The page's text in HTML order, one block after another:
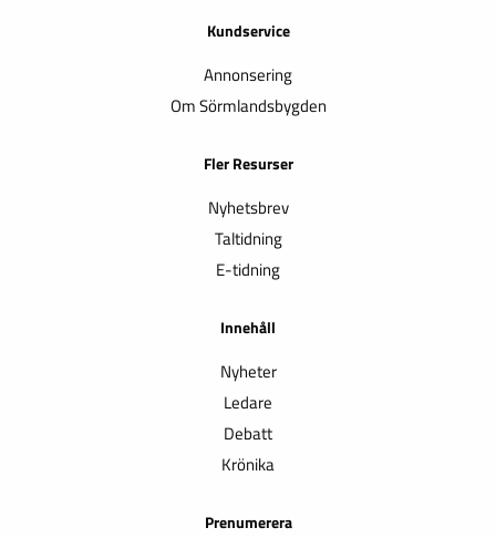
Kundservice
Annonsering
Om Sörmlandsbygden
Fler Resurser
Nyhetsbrev
Taltidning
E-tidning
Innehåll
Nyheter
Ledare
Debatt
Krönika
Prenumerera